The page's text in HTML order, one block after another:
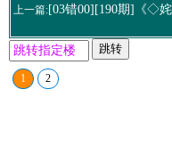
上一篇:[03错00][190期]《◇
跳转
1 2